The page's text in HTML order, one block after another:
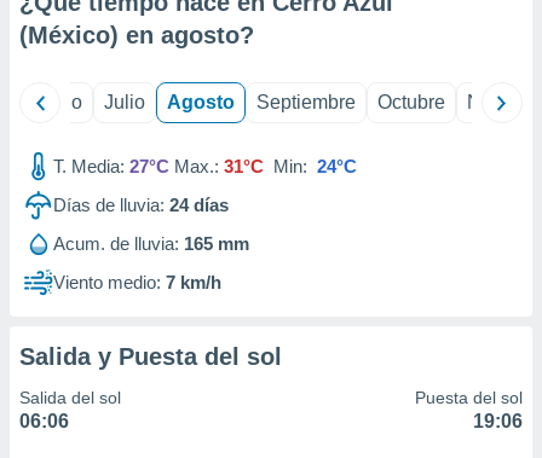
e
publicidad
publicidad
de
(México) en agosto?
Junio Julio Agosto Septiembre Octubre
T. Media: 27°C Max.: 31°C Min: 24°C
Días de lluvia: 24días
Acum. de lluvia: 165 mm
Viento medio: 7 km/h
Salida y Puesta del sol
Salida del sol
06:06
Puesta del sol
19:06